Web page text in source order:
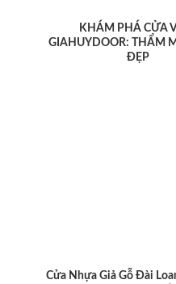
KHÁM PHÁ CỬA
GIAHUYDOOR: THẨM
ĐẸP
Cửa Nhựa Giả Gỗ Đài